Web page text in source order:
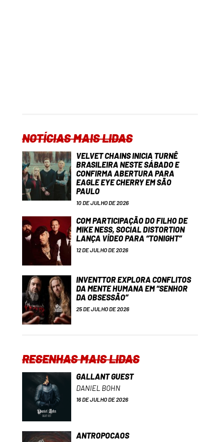
NOTÍCIAS MAIS LIDAS
VELVET CHAINS INICIA TURNÊ
BRASILEIRA NESTE SÁBADO E
CONFIRMA ABERTURA PARA
EAGLE EYE CHERRY EM SÃO
PAULO
10 DE JULHO DE 2026
COM PARTICIPAÇÃO DO FILHO DE
MIKE NESS, SOCIAL DISTORTION
LANÇA VÍDEO PARA “TONIGHT”
12 DE JULHO DE 2026
INVENTTOR EXPLORA CONFLITOS
DA MENTE HUMANA EM “SENHOR
DA OBSESSÃO”
25 DE JULHO DE 2026
RESENHAS MAIS LIDAS
GALLANT GUEST
DANIEL BOHN
16 DE JULHO DE 2026
ANTROPOCAOS